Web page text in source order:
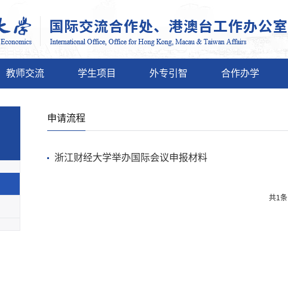
教师交流 学生项目 外专引智 合作办学
申请流程
浙江财经大学举办国际会议申报材料
共1条